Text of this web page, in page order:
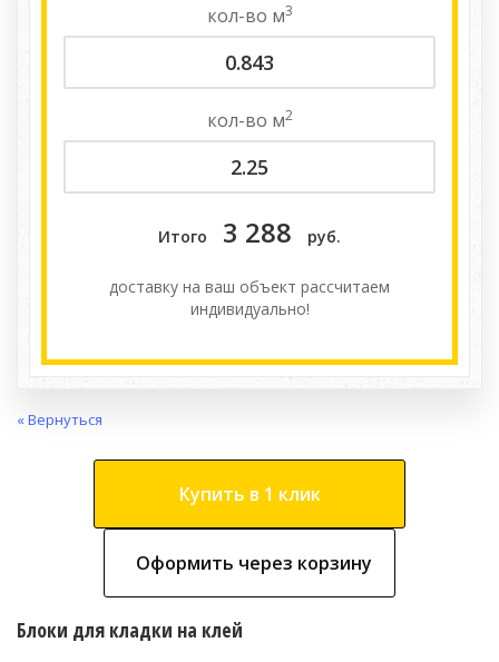
кол-во м3
кол-во м2
Итого 3 288 руб.
доставку на ваш объект расcчитаем
индивидуально!
« Вернуться
Купить в 1 клик
Оформить через корзину
Блоки для кладки на клей